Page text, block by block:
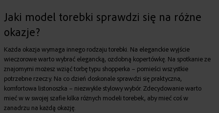
Jaki model torebki sprawdzi się na różne
okazje?
Każda okazja wymaga innego rodzaju torebki. Na eleganckie wyjście
wieczorowe warto wybrać elegancką, ozdobną kopertówkę. Na spotkanie ze
znajomymi możesz wziąć torbę typu shopperka – pomieści wszystkie
potrzebne rzeczy. Na co dzień doskonale sprawdzi się praktyczna,
komfortowa listonoszka – niezwykle stylowy wybór. Zdecydowanie warto
mieć w w swojej szafie kilka różnych modeli torebek, aby mieć coś w
zanadrzu na każdą okazję.